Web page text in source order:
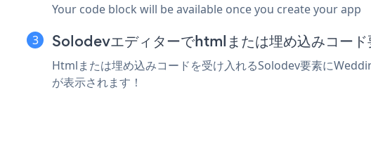
Your code block will be available once you create your app
Solodevエディターでhtmlまたは埋め込みコード
Htmlまたは埋め込みコードを受け入れるSolodev要素に
が表示されます！